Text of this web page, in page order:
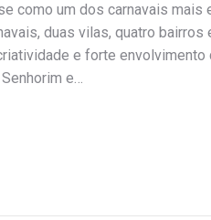
como um dos carnavais mais
duas vilas, quatro bairros
e forte envolvimento
e…